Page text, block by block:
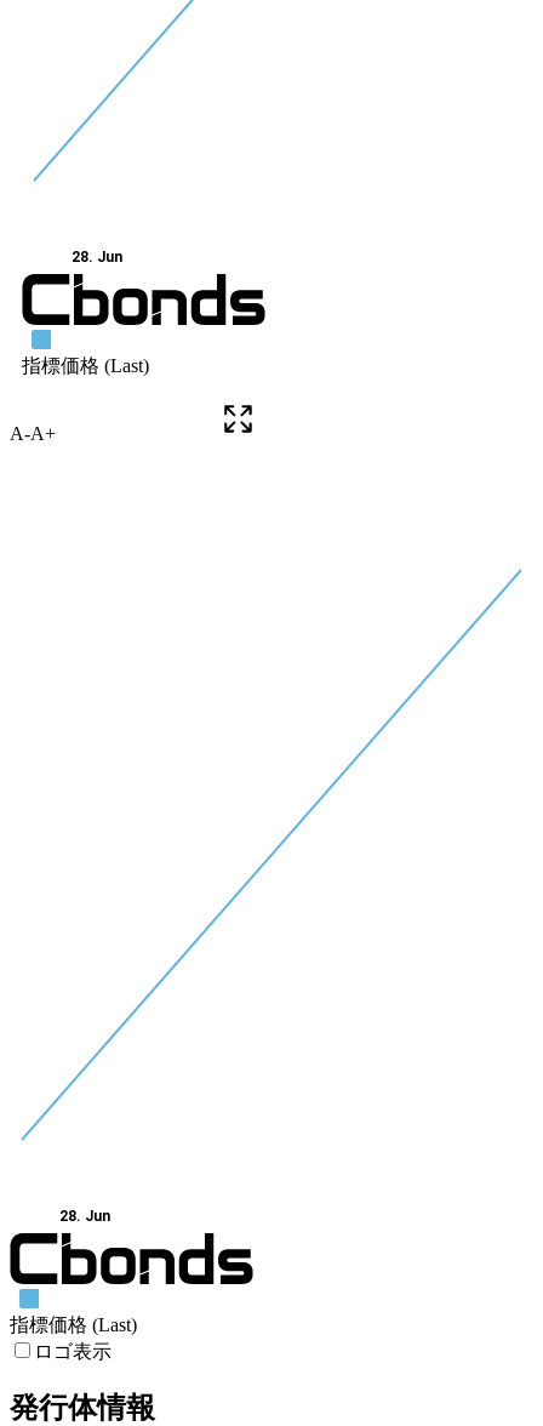
A-A+
28. Jun
指標価格 (Last)
ロゴ表示
発行体情報